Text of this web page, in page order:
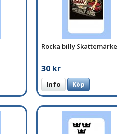
Rocka billy Skattemärke
30 kr
Info Köp